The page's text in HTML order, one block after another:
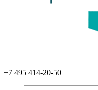
+7 495 414-20-50